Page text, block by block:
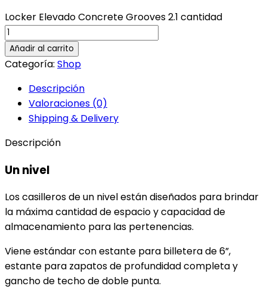
Locker Elevado Concrete Grooves 2.1 cantidad
Añadir al carrito
Categoría: Shop
Descripción
Valoraciones (0)
Shipping & Delivery
Descripción
Un nivel
Los casilleros de un nivel están diseñados para brindar
la máxima cantidad de espacio y capacidad de
almacenamiento para las pertenencias.
Viene estándar con estante para billetera de 6”,
estante para zapatos de profundidad completa y
gancho de techo de doble punta.